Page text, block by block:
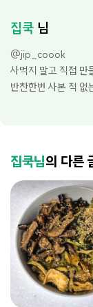
집쿡 님
@jip_coook
사먹지 말고 직접 만
반찬한번 사본 적 없
집쿡님의 다른